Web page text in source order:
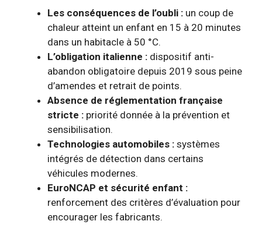
Les conséquences de l’oubli : un coup de
chaleur atteint un enfant en 15 à 20 minutes
dans un habitacle à 50 °C.
L’obligation italienne : dispositif anti-
abandon obligatoire depuis 2019 sous peine
d’amendes et retrait de points.
Absence de réglementation française
stricte : priorité donnée à la prévention et
sensibilisation.
Technologies automobiles : systèmes
intégrés de détection dans certains
véhicules modernes.
EuroNCAP et sécurité enfant :
renforcement des critères d’évaluation pour
encourager les fabricants.